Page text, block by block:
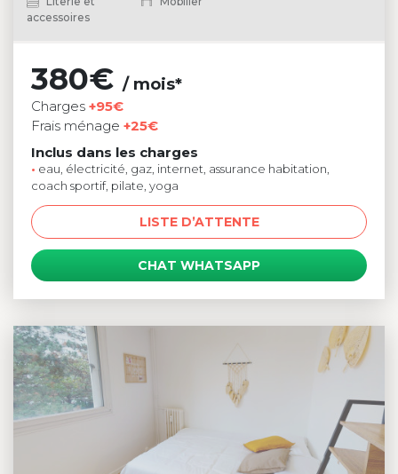
accessoires
380€ / mois*
Charges +95€
Frais ménage +25€
Inclus dans les charges
• eau, électricité, gaz, internet, assurance habitation,
coach sportif, pilate, yoga
LISTE D’ATTENTE
CHAT WHATSAPP